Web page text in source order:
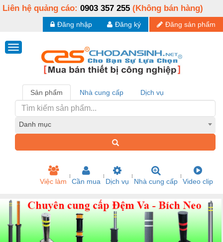
Liên hệ quảng cáo: 0903 357 255 (Không bán hàng)
Đăng sản phẩm
Đăng ký
Đăng nhập
Sản phẩm Nhà cung cấp Dịch vụ
Danh mục
Việc làm Cần mua Dịch vụ Nhà cung cấp Video clip